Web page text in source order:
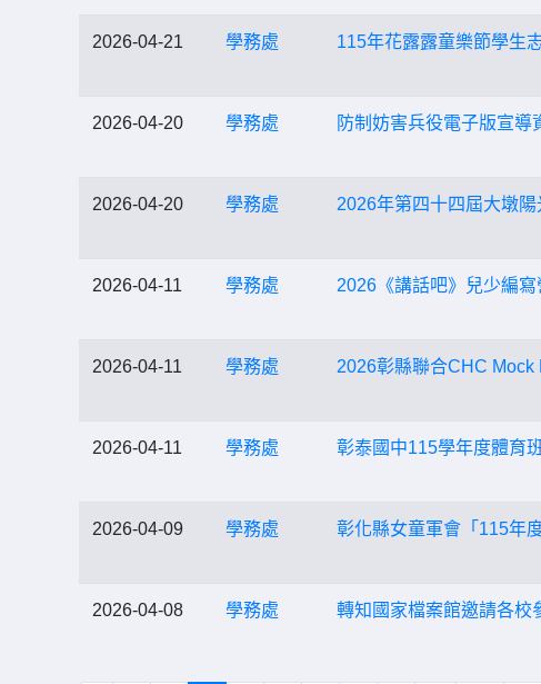
2026-04-21 學務處 115年花露露童樂節學生
2026-04-20 學務處 防制妨害兵役電子版宣導
2026-04-20 學務處 2026年第四十四屆大墩陽
2026-04-11 學務處 2026《講話吧》兒少編寫
2026-04-11 學務處 2026彰縣聯合CHC Mock
2026-04-11 學務處 彰泰國中115學年度體育
2026-04-09 學務處 彰化縣女童軍會「115年
2026-04-08 學務處 轉知國家檔案館邀請各校